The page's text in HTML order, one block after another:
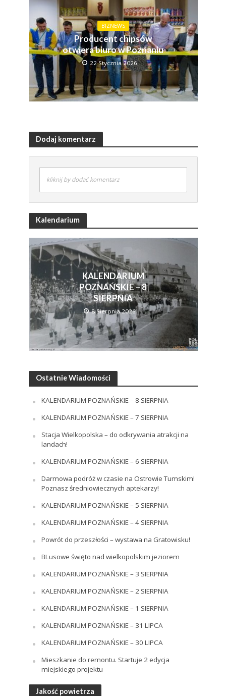
BIZNEWS
Producent chipsów
otwiera biuro w Poznaniu
22 Stycznia 2026
Dodaj komentarz
kliknij by dodać komentarz
Kalendarium
KALENDARIUM
POZNAŃSKIE – 8
SIERPNIA
8 Sierpnia 2026
Ostatnie Wiadomości
KALENDARIUM POZNAŃSKIE – 8 SIERPNIA
KALENDARIUM POZNAŃSKIE – 7 SIERPNIA
Stacja Wielkopolska – do odkrywania atrakcji na
landach!
KALENDARIUM POZNAŃSKIE – 6 SIERPNIA
Darmowa podróż w czasie na Ostrowie Tumskim!
Poznasz średniowiecznych aptekarzy!
KALENDARIUM POZNAŃSKIE – 5 SIERPNIA
KALENDARIUM POZNAŃSKIE – 4 SIERPNIA
Powrót do przeszłości – wystawa na Gratowisku!
BLusowe święto nad wielkopolskim jeziorem
KALENDARIUM POZNAŃSKIE – 3 SIERPNIA
KALENDARIUM POZNAŃSKIE – 2 SIERPNIA
KALENDARIUM POZNAŃSKIE – 1 SIERPNIA
KALENDARIUM POZNAŃSKIE – 31 LIPCA
KALENDARIUM POZNAŃSKIE – 30 LIPCA
Mieszkanie do remontu. Startuje 2 edycja
miejskiego projektu
Jakość powietrza